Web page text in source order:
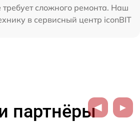
требует сложного ремонта. Наш
в сервисный центр iconBIT
партнёры